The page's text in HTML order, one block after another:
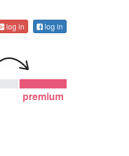
log in log in
premium